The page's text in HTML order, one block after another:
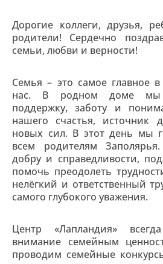
Дорогие коллеги, друзья,
родители! Сердечно
семьи, любви и верности!
Семья – это самое главное
нас. В родном доме мы
поддержку, заботу и
нашего счастья, источник
новых сил. В этот день мы
всем родителям
добру и справедливости,
помочь преодолеть
нелёгкий и ответственный
самого глубокого уважения.
Центр «Лапландия»
внимание семейным
проводим семейные